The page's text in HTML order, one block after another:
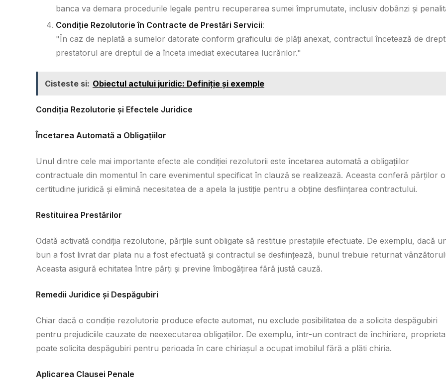
banca va demara procedurile legale pentru recuperarea sumei împrumutate, inclusiv dobânzi și
Condiție Rezolutorie în Contracte de Prestări Servicii:
"În caz de neplată a sumelor datorate conform graficului de plăți anexat, contractul încetează de
prestatorul are dreptul de a înceta imediat executarea lucrărilor."
Cisteste si: Obiectul actului juridic: Definiție și exemple
Condiția Rezolutorie și Efectele Juridice
Încetarea Automată a Obligațiilor
Unul dintre cele mai importante efecte ale condiției rezolutorii este încetarea automată a obligațiilor
contractuale din momentul în care evenimentul specificat în clauză se realizează. Aceasta conferă părților o
certitudine juridică și elimină necesitatea de a apela la justiție pentru a obține desființarea contractului.
Restituirea Prestărilor
Odată activată condiția rezolutorie, părțile sunt obligate să restituie prestațiile efectuate. De exemplu, dacă
bun a fost livrat dar plata nu a fost efectuată și contractul se desființează, bunul trebuie returnat
Aceasta asigură echitatea între părți și previne îmbogățirea fără justă cauză.
Remedii Juridice și Despăgubiri
Chiar dacă o condiție rezolutorie produce efecte automat, nu exclude posibilitatea de a solicita despăgubiri
pentru prejudiciile cauzate de neexecutarea obligațiilor. De exemplu, într-un contract de închiriere,
poate solicita despăgubiri pentru perioada în care chiriașul a ocupat imobilul fără a plăti chiria.
Aplicarea Clausei Penale